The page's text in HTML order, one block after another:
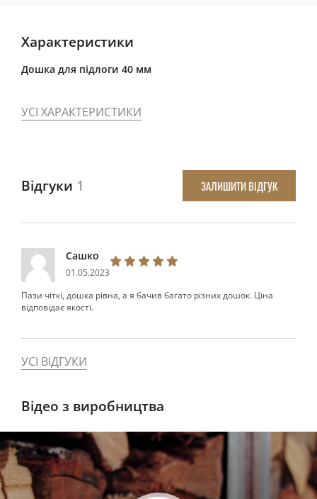
Характеристики
Дошка для підлоги 40 мм
УСІ ХАРАКТЕРИСТИКИ
Відгуки 1 ЗАЛИШИТИ ВІДГУК
Сашко
01.05.2023
Пази чіткі, дошка рівна, а я бачив багато різних дошок. Ціна
відповідає якості.
УСІ ВІДГУКИ
Відео з виробництва